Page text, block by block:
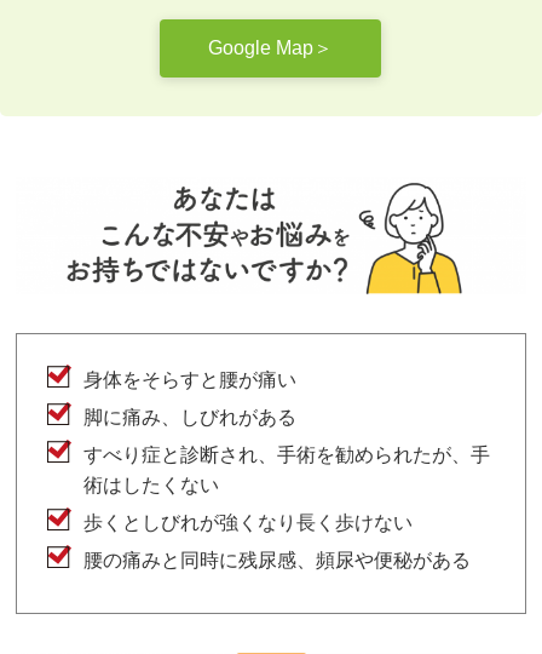
Google Map＞
身体をそらすと腰が痛い
脚に痛み、しびれがある
すべり症と診断され、手術を勧められたが、手
術はしたくない
歩くとしびれが強くなり長く歩けない
腰の痛みと同時に残尿感、頻尿や便秘がある